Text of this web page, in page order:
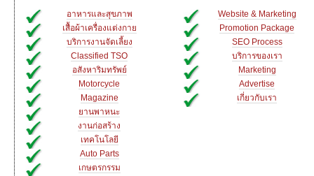
อาหารและสุขภาพ
เสื้อผ้าเครื่องแต่งกาย
บริการงานจัดเลี้ยง
Classified TSO
อสังหาริมทรัพย์
Motorcycle
Magazine
ยานพาหนะ
งานก่อสร้าง
เทคโนโลยี
Auto Parts
เกษตรกรรม
Website & Marketing
Promotion Package
SEO Process
บริการของเรา
Marketing
Advertise
เกี่ยวกับเรา